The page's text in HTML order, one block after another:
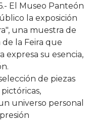
El Museo Panteón
la exposición
una muestra de
la Feira que
expresa su esencia,
de piezas
universo personal